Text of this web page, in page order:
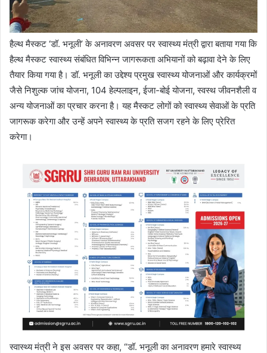
हैल्थ मैस्कट ‘डॉ. भनूली’ के अनावरण अवसर पर स्वास्थ्य मंत्री द्वारा बताया गया कि
हैल्थ मैस्कट स्वास्थ्य संबंधित विभिन्न जागरूकता अभियानों को बढ़ावा देने के लिए
तैयार किया गया है। डॉ. भनूली का उद्देश्य प्रमुख स्वास्थ्य योजनाओं और कार्यक्रमों
जैसे निशुल्क जांच योजना, 104 हेल्पलाइन, ईजा-बोई योजना, स्वस्थ जीवनशैली व
अन्य योजनाओं का प्रचार करना है। यह मैस्कट लोगों को स्वास्थ्य सेवाओं के प्रति
जागरूक करेगा और उन्हें अपने स्वास्थ्य के प्रति सजग रहने के लिए प्रेरित
करेगा।
स्वास्थ्य मंत्री ने इस अवसर पर कहा, “डॉ. भनूली का अनावरण हमारे स्वास्थ्य